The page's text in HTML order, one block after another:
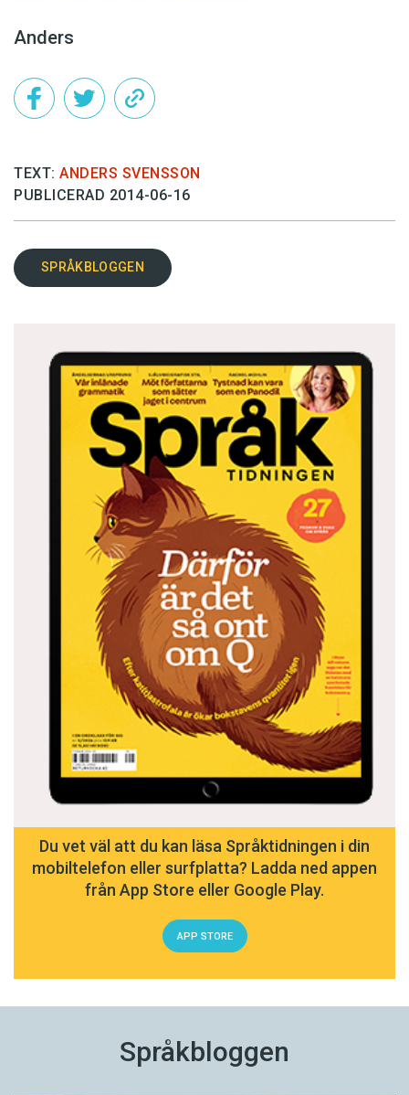
Anders
TEXT: ANDERS SVENSSON
PUBLICERAD 2014-06-16
SPRÅKBLOGGEN
Du vet väl att du kan läsa Språktidningen i din
mobiltelefon eller surfplatta? Ladda ned appen
från App Store eller Google Play.
APP STORE
Språkbloggen